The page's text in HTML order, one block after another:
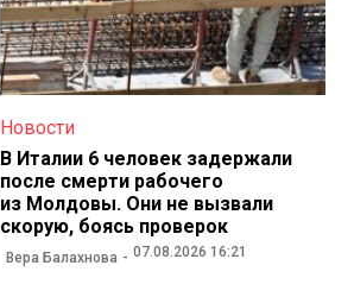
Новости
В Италии 6 человек задержали
после смерти рабочего
из Молдовы. Они не вызвали
скорую, боясь проверок
Вера Балахнова 07.08.2026 16:21